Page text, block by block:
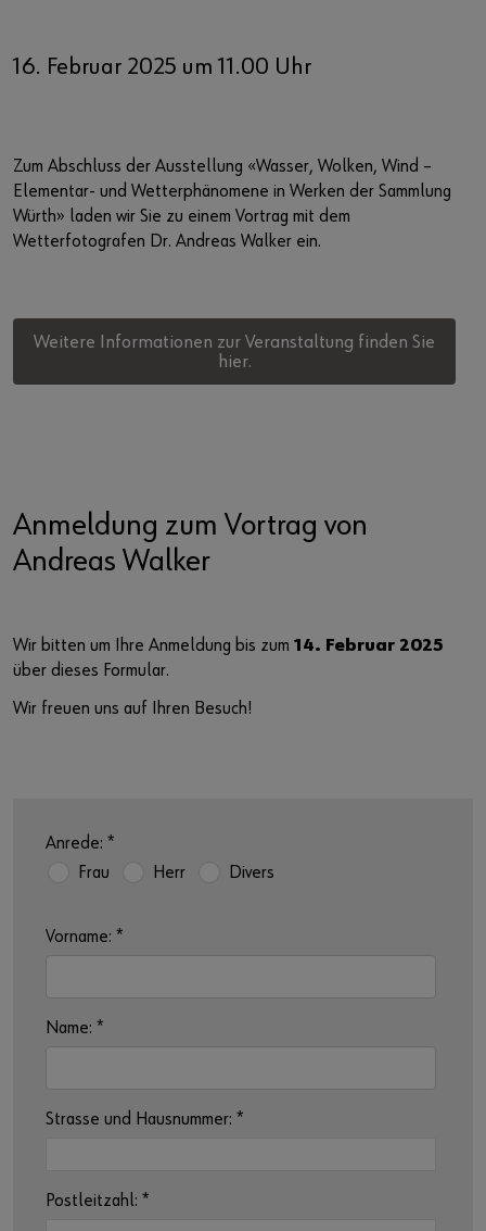
16. Februar 2025 um 11.00 Uhr
Zum Abschluss der Ausstellung «Wasser, Wolken, Wind –
Elementar- und Wetterphänomene in Werken der Sammlung
Würth» laden wir Sie zu einem Vortrag mit dem
Wetterfotografen Dr. Andreas Walker ein.
Weitere Informationen zur Veranstaltung finden Sie
hier.
Anmeldung zum Vortrag von
Andreas Walker
Wir bitten um Ihre Anmeldung bis zum 14. Februar 2025
über dieses Formular.
Wir freuen uns auf Ihren Besuch!
Anrede: *
Frau
Herr Divers
Vorname: *
Name: *
Strasse und Hausnummer: *
Postleitzahl: *